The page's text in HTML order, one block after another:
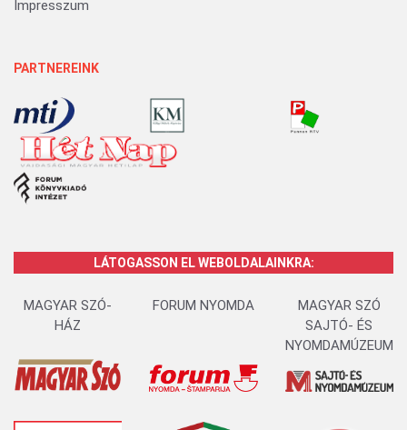
Impresszum
PARTNEREINK
LÁTOGASSON EL WEBOLDALAINKRA:
MAGYAR SZÓ-
HÁZ
FORUM NYOMDA
MAGYAR SZÓ
SAJTÓ- ÉS
NYOMDAMÚZEUM